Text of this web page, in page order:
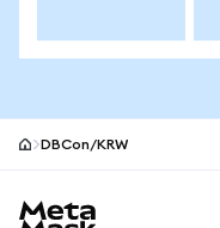
DBCon/KRW